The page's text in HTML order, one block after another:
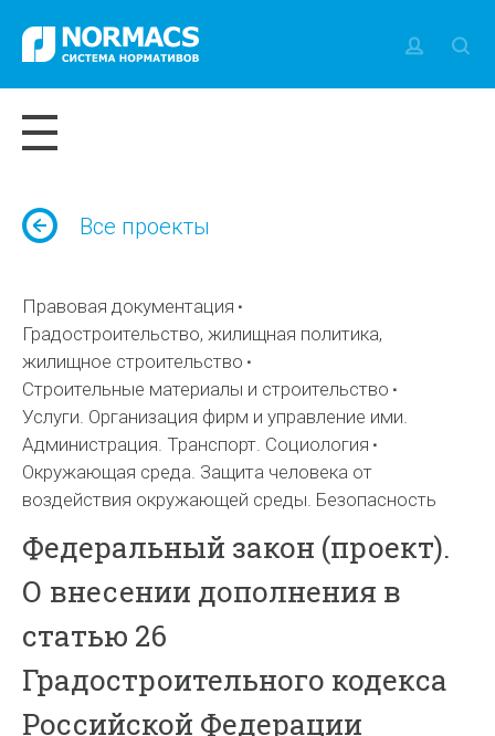
Все проекты
Правовая документация
Градостроительство, жилищная политика,
жилищное строительство
Строительные материалы и строительство
Услуги. Организация фирм и управление ими.
Администрация. Транспорт. Социология
Окружающая среда. Защита человека от
воздействия окружающей среды. Безопасность
Федеральный закон (проект).
О внесении дополнения в
статью 26
Градостроительного кодекса
Российской Федерации